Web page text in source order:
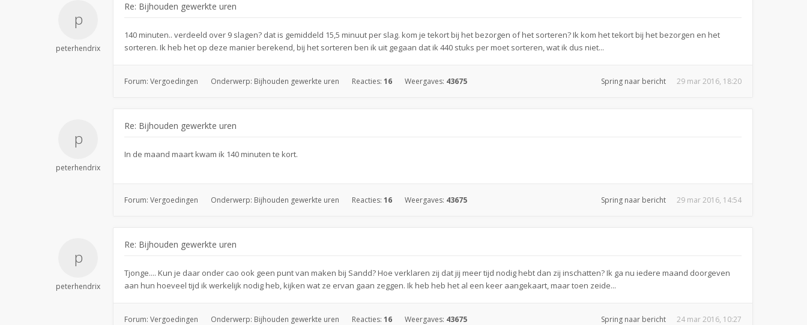
peterhendrix
Re: Bijhouden gewerkte uren
140 minuten.. verdeeld over 9 slagen? dat is gemiddeld 15,5 minuut per slag. kom je tekort bij het bezorgen of het sorteren? Ik kom het tekort bij het bezorgen en het
sorteren. Ik heb het op deze manier berekend, bij het sorteren ben ik uit gegaan dat ik 440 stuks per moet sorteren, wat ik dus niet...
Forum: Vergoedingen Onderwerp: Bijhouden gewerkte uren Reacties: 16 Weergaves: 43675 29 mar 2016, 18:20
Spring naar bericht
peterhendrix
Re: Bijhouden gewerkte uren
In de maand maart kwam ik 140 minuten te kort.
Forum: Vergoedingen Onderwerp: Bijhouden gewerkte uren Reacties: 16 Weergaves: 43675 29 mar 2016, 14:54
Spring naar bericht
peterhendrix
Re: Bijhouden gewerkte uren
Tjonge.... Kun je daar onder cao ook geen punt van maken bij Sandd? Hoe verklaren zij dat jij meer tijd nodig hebt dan zij inschatten? Ik ga nu iedere maand doorgeven
aan hun hoeveel tijd ik werkelijk nodig heb, kijken wat ze ervan gaan zeggen. Ik heb heb het al een keer aangekaart, maar toen zeide...
Forum: Vergoedingen Onderwerp: Bijhouden gewerkte uren Reacties: 16 Weergaves: 43675 24 mar 2016, 10:27
Spring naar bericht